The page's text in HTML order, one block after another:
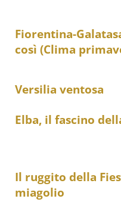
Fiorentina-
così (Clima
Versilia ventosa
Elba, il fascino
Il ruggito della
miagolio